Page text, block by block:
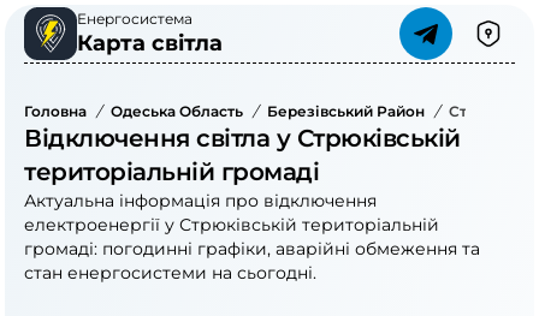
Енергосистема
Карта світла
Головна / Одеська Область / Березівський Район /
Відключення світла у Стрюківській
територіальній громаді
Актуальна інформація про відключення
електроенергії у Стрюківській територіальній
громаді: погодинні графіки, аварійні обмеження та
стан енергосистеми на сьогодні.